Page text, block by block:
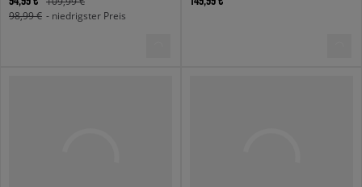
98,99 € - niedrigster Preis